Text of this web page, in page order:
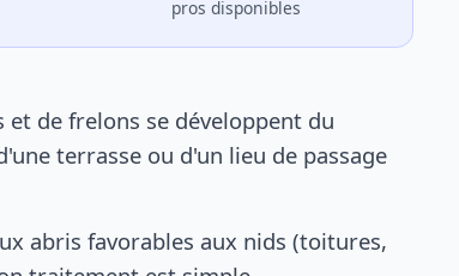
pros disponibles
et de frelons se développent du
terrasse ou d'un lieu de passage
abris favorables aux nids (toitures,